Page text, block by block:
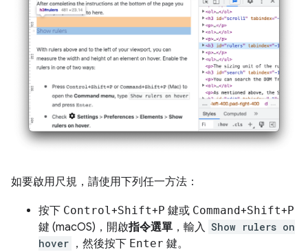
如要啟用尺規，請使用下列任一方法：
按下 Control+Shift+ P 鍵或 Command+Shift+ P
鍵 (macOS)，開啟指令選單 ，輸入 Show rulers on
hover ，然後按下 Enter 鍵。